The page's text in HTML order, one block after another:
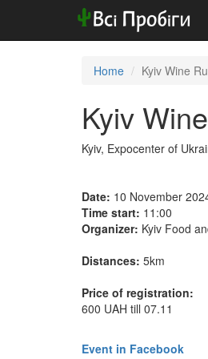
Home Kyiv Wine
Kyiv
Kyiv, Expocenter of
Date: 10 November
Time start: 11:00
Organizer: Kyiv Food
Distances: 5km
Price of registration:
600 UAH till 07.11
Event in Facebook